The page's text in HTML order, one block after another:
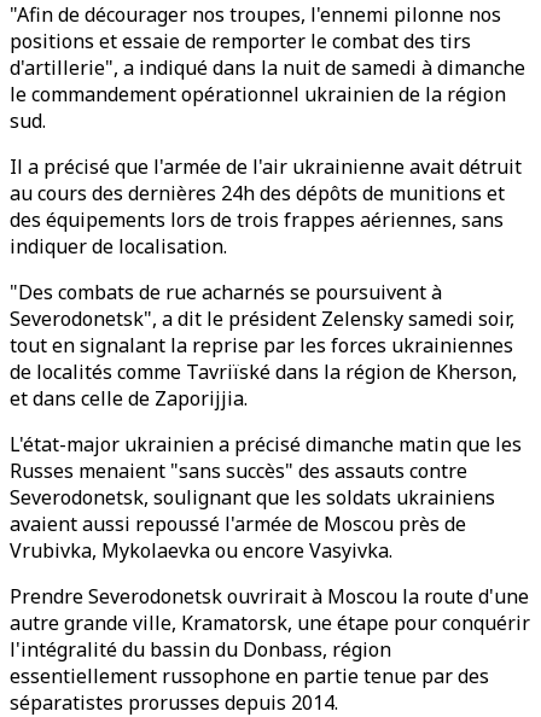
"Afin de décourager nos troupes, l'ennemi pilonne nos
positions et essaie de remporter le combat des tirs
d'artillerie", a indiqué dans la nuit de samedi à dimanche
le commandement opérationnel ukrainien de la région
sud.
Il a précisé que l'armée de l'air ukrainienne avait détruit
au cours des dernières 24h des dépôts de munitions et
des équipements lors de trois frappes aériennes, sans
indiquer de localisation.
"Des combats de rue acharnés se poursuivent à
Severodonetsk", a dit le président Zelensky samedi soir,
tout en signalant la reprise par les forces ukrainiennes
de localités comme Tavriïské dans la région de Kherson,
et dans celle de Zaporijjia.
L'état-major ukrainien a précisé dimanche matin que les
Russes menaient "sans succès" des assauts contre
Severodonetsk, soulignant que les soldats ukrainiens
avaient aussi repoussé l'armée de Moscou près de
Vrubivka, Mykolaevka ou encore Vasyivka.
Prendre Severodonetsk ouvrirait à Moscou la route d'une
autre grande ville, Kramatorsk, une étape pour conquérir
l'intégralité du bassin du Donbass, région
essentiellement russophone en partie tenue par des
séparatistes prorusses depuis 2014.